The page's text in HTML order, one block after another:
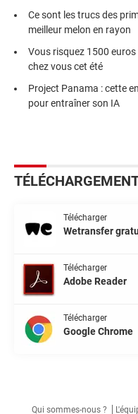
Ce sont les trucs des
meilleur melon en rayon
Vous risquez 1500
chez vous cet été
Project Panama : cette
pour entraîner son IA
Télécharger
Wetransfer
Télécharger
Adobe Reader
Télécharger
Google Chrome
Qui sommes-nous ?